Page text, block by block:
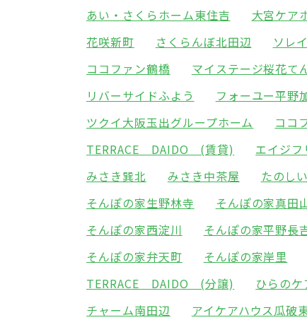
あい・さくらホーム東住吉
大宮ケア
花咲新町
さくらんぼ北田辺 ソレ
ココファン鶴橋
マイステージ桜花て
リバーサイドふよう
フォーユー平野
ツクイ大阪玉出グループホーム
ココ
TERRACE DAIDO (賃貸)
エイジ
みさき巽北
みさき中茶屋 たのし
そんぽの家生野林寺
そんぽの家真田
そんぽの家西淀川
そんぽの家平野長
そんぽの家弁天町
そんぽの家岸里
TERRACE DAIDO (分譲)
ひらの
チャーム南田辺
アイケアハウス瓜破